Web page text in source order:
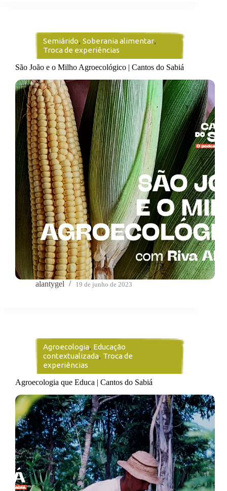
Semiárido, Soberania alimentar,
Troca de experiências
São João e o Milho Agroecológico | Cantos do Sabiá
alantygel 19 de junho de 2023
Agroecologia, Educação
contextualizada, Troca de
experiências
Agroecologia que Educa | Cantos do Sabiá